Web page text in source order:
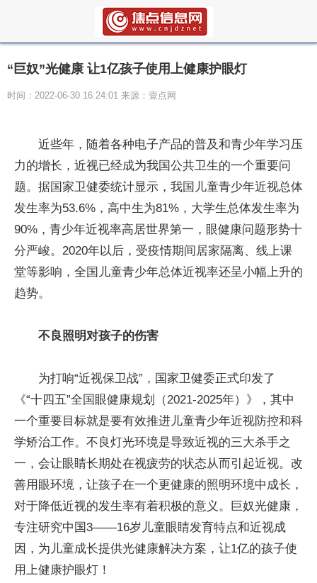
“巨奴”光健康 让1亿孩子使用上健康护眼灯
时间：2022-06-30 16:24:01 来源：壹点网
近些年，随着各种电子产品的普及和青少年学习压
力的增长，近视已经成为我国公共卫生的一个重要问
题。据国家卫健委统计显示，我国儿童青少年近视总体
发生率为53.6%，高中生为81%，大学生总体发生率为
90%，青少年近视率高居世界第一，眼健康问题形势十
分严峻。2020年以后，受疫情期间居家隔离、线上课
堂等影响，全国儿童青少年总体近视率还呈小幅上升的
趋势。
不良照明对孩子的伤害
为打响“近视保卫战”，国家卫健委正式印发了
《“十四五”全国眼健康规划（2021-2025年）》，其中
一个重要目标就是要有效推进儿童青少年近视防控和科
学矫治工作。不良灯光环境是导致近视的三大杀手之
一，会让眼睛长期处在视疲劳的状态从而引起近视。改
善用眼环境，让孩子在一个更健康的照明环境中成长，
对于降低近视的发生率有着积极的意义。巨奴光健康，
专注研究中国3——16岁儿童眼睛发育特点和近视成
因，为儿童成长提供光健康解决方案，让1亿的孩子使
用上健康护眼灯！